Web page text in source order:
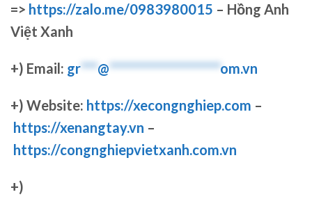
=> https://zalo.me/0983980015 – Hồng Anh
Việt Xanh
+) Email: gr***@********************om.vn
+) Website: https://xecongnghiep.com –
https://xenangtay.vn –
https://congnghiepvietxanh.com.vn
+)